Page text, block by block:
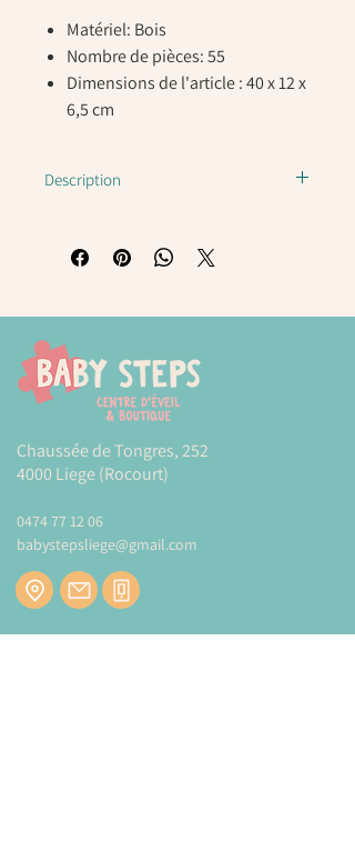
Matériel: Bois
Nombre de pièces: 55
Dimensions de l'article : 40 x 12 x
6,5 cm
Description
Chaussée de Tongres, 252
4000 Liege (Rocourt)
0474 77 12 06
babystepsliege@gmail.com